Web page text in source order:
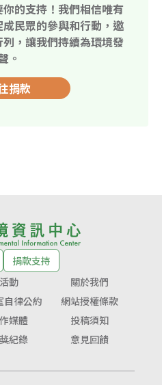
你的支持！我們相信唯有
民眾的參與和行動，邀
，讓我們持續為環境發
。
捐款
捐款支持
活動
關於我們
自律公約
網站授權條款
媒體
投稿須知
紀錄 意見回饋